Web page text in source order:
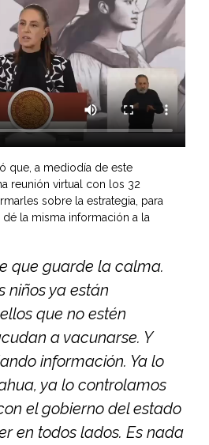
que, a mediodía de este
reunión virtual con los 32
sobre la estrategia, para
dé la misma información a la
que guarde la calma.
niños ya están
que no estén
a vacunarse. Y
información. Ya lo
ya lo controlamos
el gobierno del estado
en todos lados. Es nada